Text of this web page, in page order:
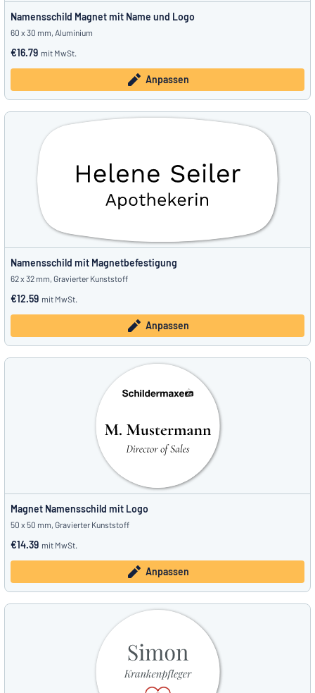
Namensschild Magnet mit Name und Logo
60 x 30 mm, Aluminium
€16.79 mit MwSt.
Anpassen
Namensschild mit Magnetbefestigung
62 x 32 mm, Gravierter Kunststoff
€12.59 mit MwSt.
Anpassen
Magnet Namensschild mit Logo
50 x 50 mm, Gravierter Kunststoff
€14.39 mit MwSt.
Anpassen